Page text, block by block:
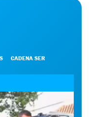
CADENA SER